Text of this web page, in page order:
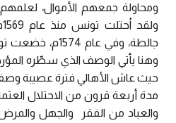
ومحاولة جمعهم الأموال،
جالطة، وفي عام
وهنا يأتي الوصف الذي سطّره
حيث عاش الأهالي فترة عصيبة
مدة أربعة قرون من الاحتلال
والعباد من الفقر والجهل